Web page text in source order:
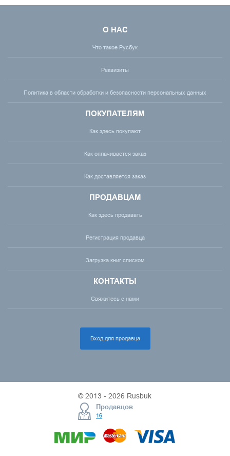
О НАС
Что такое Русбук
Реквизиты
Политика в области обработки и безопасности персональных данных
ПОКУПАТЕЛЯМ
Как здесь покупают
Как оплачивается заказ
Как доставляется заказ
ПРОДАВЦАМ
Как здесь продавать
Регистрация продавца
Загрузка книг списком
КОНТАКТЫ
Свяжитесь с нами
Вход для продавца
© 2013 - 2026 Rusbuk
Продавцов
16